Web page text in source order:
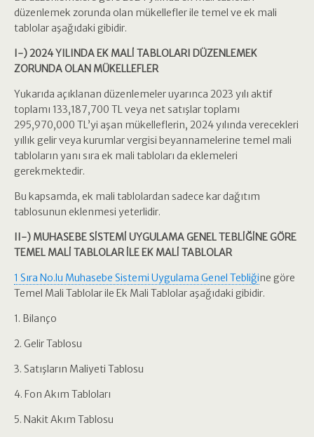
düzenlemek zorunda olan mükellefler ile temel ve ek mali
tablolar aşağıdaki gibidir.
I-) 2024 YILINDA EK MALİ TABLOLARI DÜZENLEMEK
ZORUNDA OLAN MÜKELLEFLER
Yukarıda açıklanan düzenlemeler uyarınca 2023 yılı aktif
toplamı 133,187,700 TL veya net satışlar toplamı
295,970,000 TL’yi aşan mükelleflerin, 2024 yılında verecekleri
yıllık gelir veya kurumlar vergisi beyannamelerine temel mali
tabloların yanı sıra ek mali tabloları da eklemeleri
gerekmektedir.
Bu kapsamda, ek mali tablolardan sadece kar dağıtım
tablosunun eklenmesi yeterlidir.
II-) MUHASEBE SİSTEMİ UYGULAMA GENEL TEBLİĞİNE GÖRE
TEMEL MALİ TABLOLAR İLE EK MALİ TABLOLAR
1 Sıra No.lu Muhasebe Sistemi Uygulama Genel Tebliğine göre
Temel Mali Tablolar ile Ek Mali Tablolar aşağıdaki gibidir.
1. Bilanço
2. Gelir Tablosu
3. Satışların Maliyeti Tablosu
4. Fon Akım Tabloları
5. Nakit Akım Tablosu